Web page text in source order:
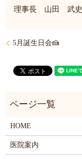
理事長 山田 武史
5月誕生日会🍰
HOME
医院案内